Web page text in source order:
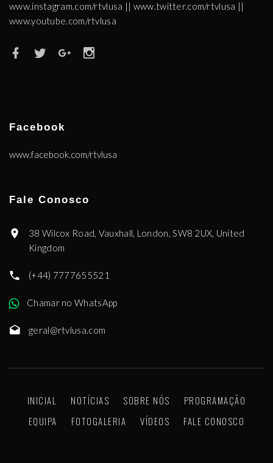
www.instagram.com/rtvlusa || www.twitter.com/rtvlusa ||
www.youtube.com/rtvlusa
Facebook
www.facebook.com/rtvlusa
Fale Conosco
38 Wilcox Road, Vauxhall, London, SW8 2UX, United
Kingdom
(+44) 7777655521
Chamar no WhatsApp
geral@rtvlusa.com
INICIAL NOTÍCIAS SOBRE NÓS
PROGRAMAÇÃO
EQUIPA
FOTOGALERIA VÍDEOS FALE CONOSCO